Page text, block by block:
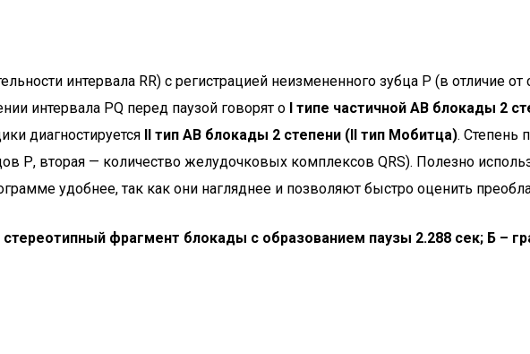
интервала RR) с регистрацией неизмененного зубца P (в отличие
интервала PQ перед паузой говорят о I типе частичной АВ блокады 2
диагностируется II тип АВ блокады 2 степени (II тип Мобитца). Степень
Р, вторая — количество желудочковых комплексов QRS). Полезно
удобнее, так как они нагляднее и позволяют быстро оценить
фрагмент блокады с образованием паузы 2.288 сек; Б –